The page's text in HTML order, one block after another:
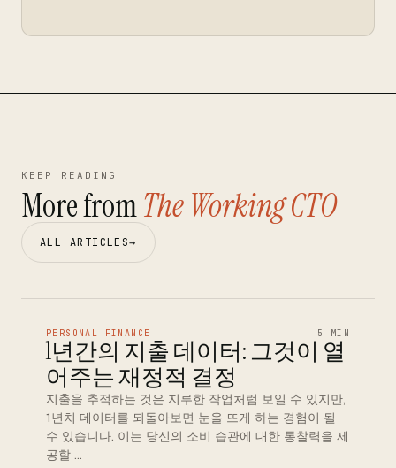
KEEP READING
More fromThe Working CTO
ALL ARTICLES→
PERSONAL FINANCE 5 MIN
1년간의 지출 데이터: 그것이 열
어주는 재정적 결정
지출을 추적하는 것은 지루한 작업처럼 보일 수 있지만,
1년치 데이터를 되돌아보면 눈을 뜨게 하는 경험이 될
수 있습니다. 이는 당신의 소비 습관에 대한 통찰력을 제
공할 …